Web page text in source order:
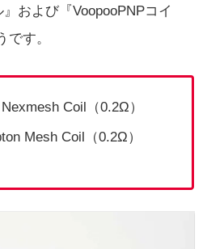
』および『VoopooPNPコイ
す。
Coil（0.2Ω）
Mesh Coil（0.2Ω）